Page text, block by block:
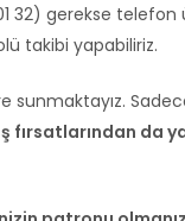
32) gerekse
takibi yapabiliriz.
sunmaktayız.
fırsatlarından da